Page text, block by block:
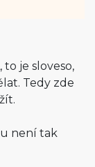
to je sloveso,
Tedy zde
není tak